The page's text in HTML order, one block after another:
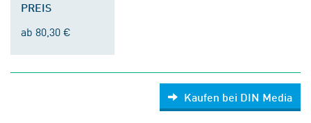
PREIS
ab 80,30 €
Kaufen bei DIN Media